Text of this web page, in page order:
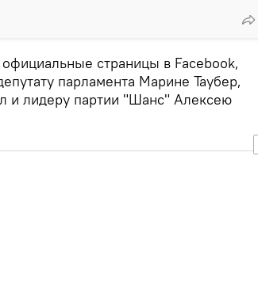
страницы в Facebook,
парламента Марине Таубер,
и лидеру партии "Шанс" Алексею